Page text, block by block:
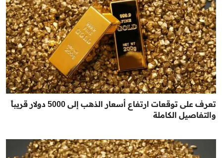
تعرف على توقعات ارتفاع أسعار الذهب إلى 5000 دولار قريباً
والتفاصيل الكاملة